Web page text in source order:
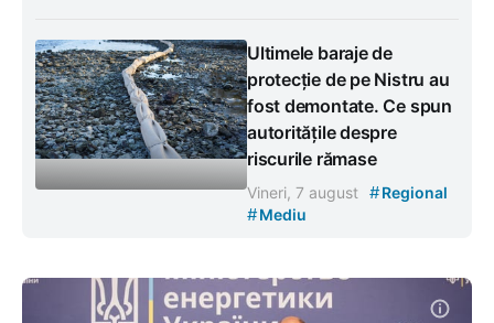
Ultimele baraje de
protecție de pe Nistru au
fost demontate. Ce spun
autoritățile despre
riscurile rămase
Vineri, 7 august #Regional
#Mediu